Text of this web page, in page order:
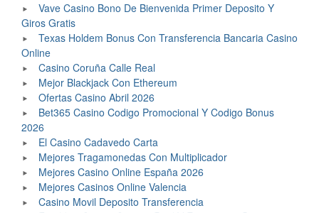
Vave Casino Bono De Bienvenida Primer Deposito Y
Giros Gratis
Texas Holdem Bonus Con Transferencia Bancaria Casino
Online
Casino Coruña Calle Real
Mejor Blackjack Con Ethereum
Ofertas Casino Abril 2026
Bet365 Casino Codigo Promocional Y Codigo Bonus
2026
El Casino Cadavedo Carta
Mejores Tragamonedas Con Multiplicador
Mejores Casino Online España 2026
Mejores Casinos Online Valencia
Casino Movil Deposito Transferencia